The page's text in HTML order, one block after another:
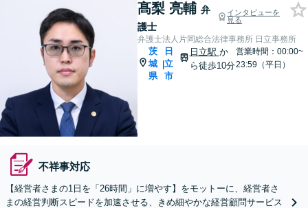
髙梨 亮輔 弁
護士
インタビューを
見る
弁護士法人片岡総合法律事務所 日立事務所
茨
城
県
|
日
立
市
日立駅 か
ら徒歩10分
営業時間：00:00~
23:59（平日）
不祥事対応
【経営者さまの1日を「26時間」に増やす】をモットーに、経営者さ
まの経営判断スピードを加速させる、きめ細やかな経営顧問サービス